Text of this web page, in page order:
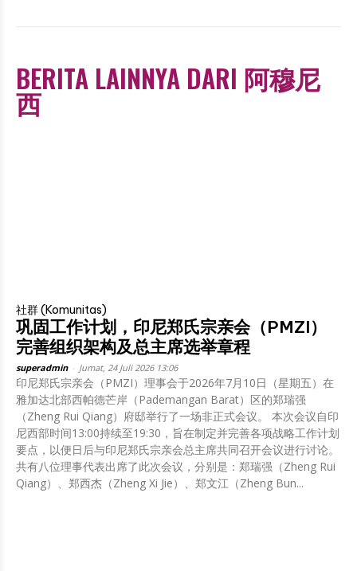
BERITA LAINNYA DARI 阿穆尼
西
社群 (Komunitas)
巩固工作计划，印尼郑氏宗亲会（PMZI）
完善组织架构及总主席选举章程
superadmin Jumat, 24 Juli 2026 13:06
印尼郑氏宗亲会（PMZI）理事会于2026年7月10日（星期五）在
雅加达北部西帕德芒岸（Pademangan Barat）区的郑瑞强
（Zheng Rui Qiang）府邸举行了一场非正式会议。 本次会议自印
尼西部时间13:00持续至19:30，旨在制定并完善各项战略工作计划
要点，以便日后与印尼郑氏宗亲会总主席共同召开会议进行讨论。
共有八位理事代表出席了此次会议，分别是：郑瑞强（Zheng Rui
Qiang）、郑西杰（Zheng Xi Jie）、郑文江（Zheng Bun...